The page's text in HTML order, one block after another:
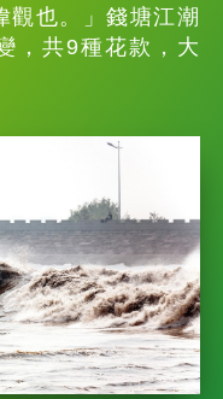
觀也。」錢塘江潮
，共9種花款，大